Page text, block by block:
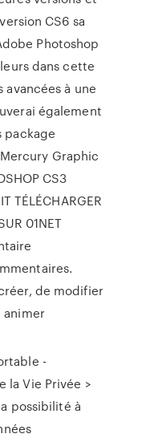
CS6 sa
Photoshop
dans cette
à une
également
package
Graphic
CS3
TÉLÉCHARGER
01NET
de modifier
animer
-
la Vie Privée >
possibilité à